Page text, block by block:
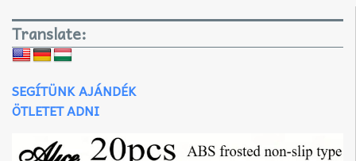
Translate:
SEGÍTÜNK AJÁNDÉK
ÖTLETET ADNI